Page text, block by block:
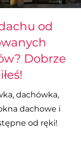
od
Dobrze
dachówka,
dachowe i
od ręki!